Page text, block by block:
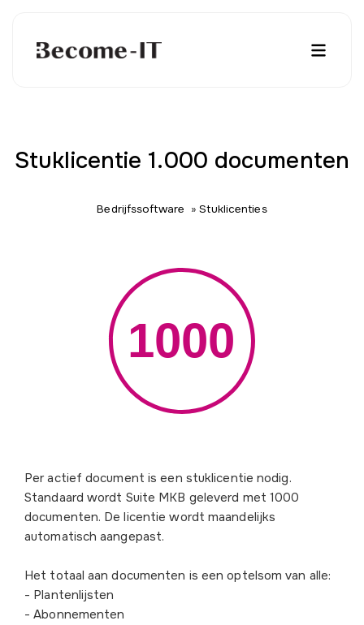
Stuklicentie 1.000 documenten
Bedrijfssoftware »Stuklicenties
Per actief document is een stuklicentie nodig.
Standaard wordt Suite MKB geleverd met 1000
documenten. De licentie wordt maandelijks
automatisch aangepast.
Het totaal aan documenten is een optelsom van alle:
- Plantenlijsten
- Abonnementen